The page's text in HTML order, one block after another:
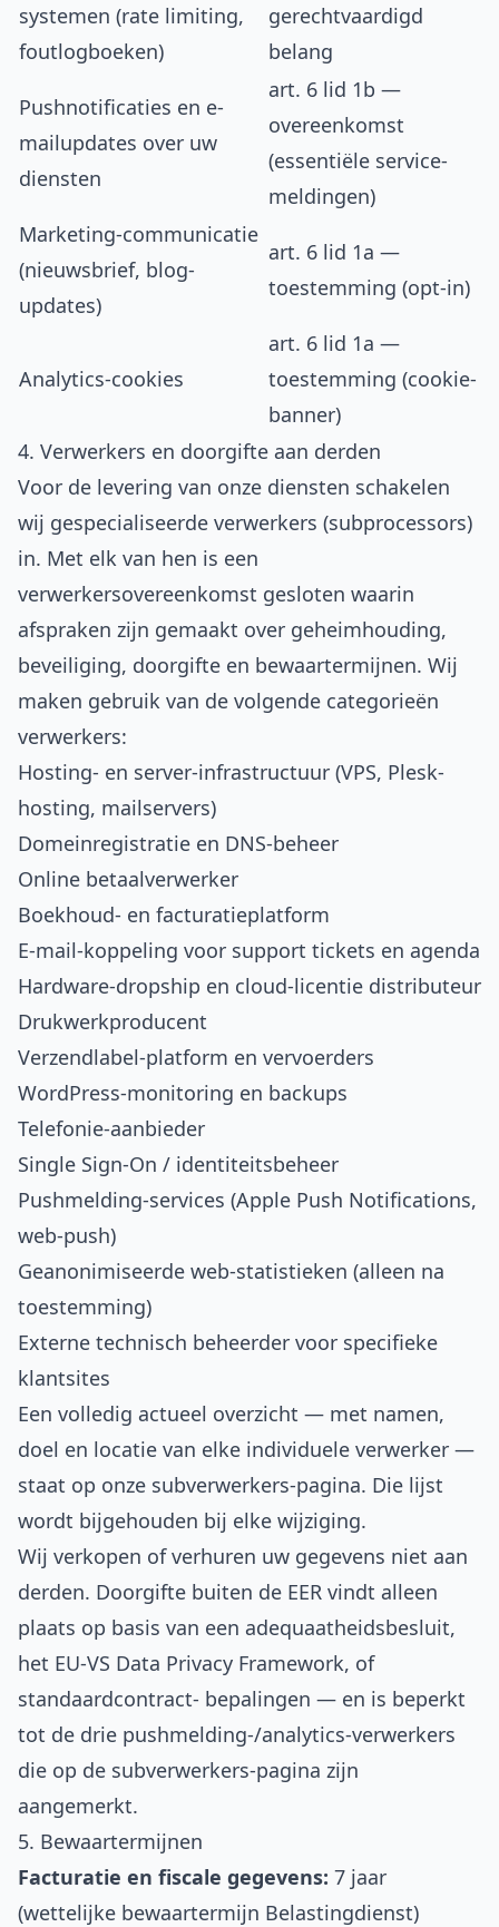
systemen (rate limiting,
foutlogboeken)
gerechtvaardigd
belang
Pushnotificaties en e-
mailupdates over uw
diensten
art. 6 lid 1b —
overeenkomst
(essentiële service-
meldingen)
Marketing-communicatie
(nieuwsbrief, blog-
updates)
art. 6 lid 1a —
toestemming (opt-in)
Analytics-cookies
art. 6 lid 1a —
toestemming (cookie-
banner)
4. Verwerkers en doorgifte aan derden
Voor de levering van onze diensten schakelen
wij gespecialiseerde verwerkers (subprocessors)
in. Met elk van hen is een
verwerkersovereenkomst gesloten waarin
afspraken zijn gemaakt over geheimhouding,
beveiliging, doorgifte en bewaartermijnen. Wij
maken gebruik van de volgende categorieën
verwerkers:
Hosting- en server-infrastructuur (VPS, Plesk-
hosting, mailservers)
Domeinregistratie en DNS-beheer
Online betaalverwerker
Boekhoud- en facturatieplatform
E-mail-koppeling voor support tickets en agenda
Hardware-dropship en cloud-licentie distributeur
Drukwerkproducent
Verzendlabel-platform en vervoerders
WordPress-monitoring en backups
Telefonie-aanbieder
Single Sign-On / identiteitsbeheer
Pushmelding-services (Apple Push Notifications,
web-push)
Geanonimiseerde web-statistieken (alleen na
toestemming)
Externe technisch beheerder voor specifieke
klantsites
Een volledig actueel overzicht — met namen,
doel en locatie van elke individuele verwerker —
staat op onze subverwerkers-pagina. Die lijst
wordt bijgehouden bij elke wijziging.
Wij verkopen of verhuren uw gegevens niet aan
derden. Doorgifte buiten de EER vindt alleen
plaats op basis van een adequaatheidsbesluit,
het EU-VS Data Privacy Framework, of
standaardcontract- bepalingen — en is beperkt
tot de drie pushmelding-/analytics-verwerkers
die op de subverwerkers-pagina zijn
aangemerkt.
5. Bewaartermijnen
Facturatie en fiscale gegevens: 7 jaar
(wettelijke bewaartermijn Belastingdienst)